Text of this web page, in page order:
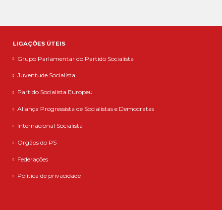
LIGAÇÕES ÚTEIS
Grupo Parlamentar do Partido Socialista
Juventude Socialista
Partido Socialista Europeu
Aliança Progressista de Socialistas e Democratas
Internacional Socialista
Orgãos do PS
Federações
Política de privacidade